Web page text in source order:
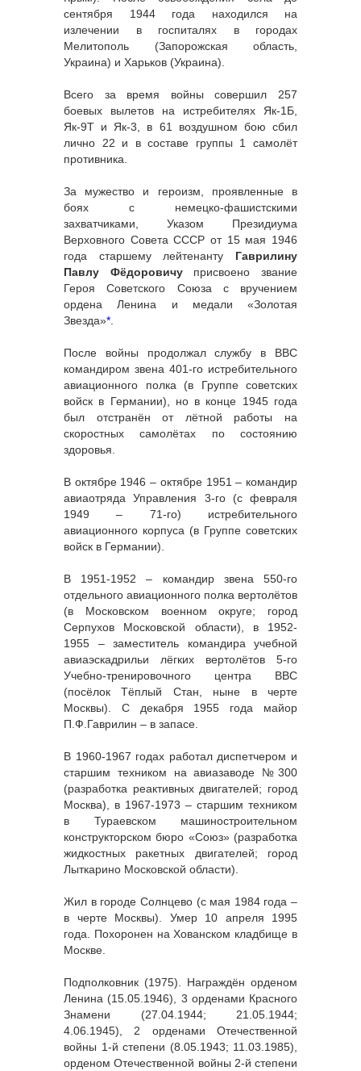
сентября 1944 года находился на
излечении в госпиталях в городах
Мелитополь (Запорожская область,
Украина) и Харьков (Украина).
Всего за время войны совершил 257
боевых вылетов на истребителях Як-1Б,
Як-9Т и Як-3, в 61 воздушном бою сбил
лично 22 и в составе группы 1 самолёт
противника.
За мужество и героизм, проявленные в
боях с немецко-фашистскими
захватчиками, Указом Президиума
Верховного Совета СССР от 15 мая 1946
года старшему лейтенанту Гаврилину
Павлу Фёдоровичуприсвоено звание
Героя Советского Союза с вручением
ордена Ленина и медали «Золотая
Звезда»*.
После войны продолжал службу в ВВС
командиром звена 401-го истребительного
авиационного полка (в Группе советских
войск в Германии), но в конце 1945 года
был отстранён от лётной работы на
скоростных самолётах по состоянию
здоровья.
В октябре 1946 – октябре 1951 – командир
авиаотряда Управления 3-го (с февраля
1949 – 71-го) истребительного
авиационного корпуса (в Группе советских
войск в Германии).
В 1951-1952 – командир звена 550-го
отдельного авиационного полка вертолётов
(в Московском военном округе; город
Серпухов Московской области), в 1952-
1955 – заместитель командира учебной
авиаэскадрильи лёгких вертолётов 5-го
Учебно-тренировочного центра ВВС
(посёлок Тёплый Стан, ныне в черте
Москвы). С декабря 1955 года майор
П.Ф.Гаврилин – в запасе.
В 1960-1967 годах работал диспетчером и
старшим техником на авиазаводе №300
(разработка реактивных двигателей; город
Москва), в 1967-1973 – старшим техником
в Тураевском машиностроительном
конструкторском бюро «Союз» (разработка
жидкостных ракетных двигателей; город
Лыткарино Московской области).
Жил в городе Солнцево (с мая 1984 года –
в черте Москвы). Умер 10 апреля 1995
года. Похоронен на Хованском кладбище в
Москве.
Подполковник (1975). Награждён орденом
Ленина (15.05.1946), 3 орденами Красного
Знамени (27.04.1944; 21.05.1944;
4.06.1945), 2 орденами Отечественной
войны 1-й степени (8.05.1943; 11.03.1985),
орденом Отечественной войны 2-й степени